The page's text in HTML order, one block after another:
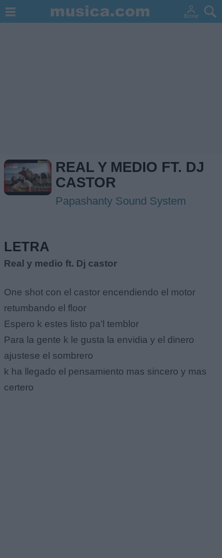
REAL Y MEDIO FT. DJ
CASTOR
Papashanty Sound System
LETRA
Real y medio ft. Dj castor
One shot con el castor encendiendo el motor
retumbando el floor
Espero k estes listo pa'l temblor
Para la gente k le gusta la envidia y el dinero
ajustese el sombrero
k ha llegado el pensamiento mas sincero y mas
certero